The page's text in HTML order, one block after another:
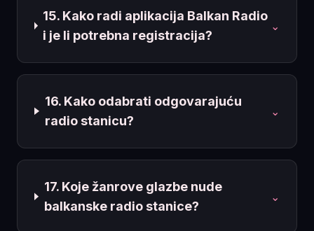
15. Kako radi aplikacija Balkan Radio
i je li potrebna registracija?
⌄
16. Kako odabrati odgovarajuću
radio stanicu?
⌄
17. Koje žanrove glazbe nude
balkanske radio stanice?
⌄